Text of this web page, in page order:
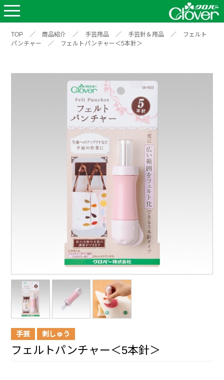
TOP ／ 商品紹介 ／ 手芸用品 ／ 手芸針＆用品 ／
フェルト
パンチャー
／ フェルトパンチャー＜5本針＞
手芸 刺しゅう
フェルトパンチャー＜5本針＞